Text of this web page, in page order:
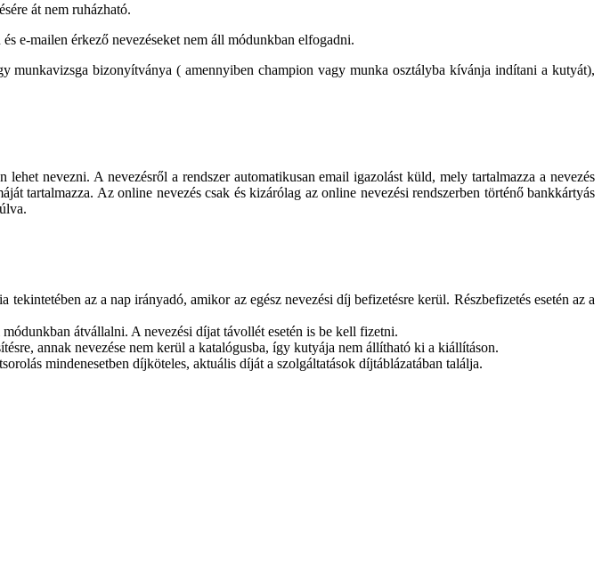
át nem ruházható.
e-mailen érkező nevezéseket nem áll módunkban elfogadni.
munkavizsga bizonyítványa ( amennyiben champion vagy munka osztályba kívánja indítani a kutyát),
nevezni. A nevezésről a rendszer automatikusan email igazolást küld, mely tartalmazza a nevezés
tartalmazza. Az online nevezés csak és kizárólag az online nevezési rendszerben történő bankkártyás
az a nap irányadó, amikor az egész nevezési díj befizetésre kerül. Részbefizetés esetén az a
átvállalni. A nevezési díjat távollét esetén is be kell fizetni.
annak nevezése nem kerül a katalógusba, így kutyája nem állítható ki a kiállításon.
mindenesetben díjköteles, aktuális díját a szolgáltatások díjtáblázatában találja.